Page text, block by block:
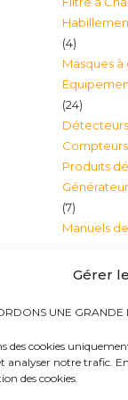
Gérer
UNE GRANDE
des cookies
analyser notre trafic.
des cookies.
44
produits
Masques à
2424
produits
Produits
77
produits
Manuels
Bureaux tables
médicales